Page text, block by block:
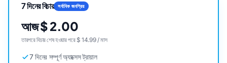
7 দিনের বিচার সর্বাধিক জনপ্রিয়
আজ $ 2.00
তারপরে বিচার শেষ হওয়ার পরে $ 14.99 / মাস
7 দিনের সম্পূর্ণ অ্যাক্সেস ট্রায়াল